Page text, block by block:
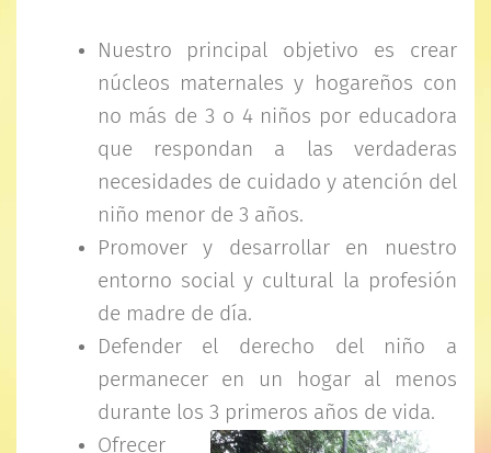
Nuestro principal objetivo es crear
núcleos maternales y hogareños con
no más de 3 o 4 niños por educadora
que respondan a las verdaderas
necesidades de cuidado y atención del
niño menor de 3 años.
Promover y desarrollar en nuestro
entorno social y cultural la profesión
de madre de día.
Defender el derecho del niño a
permanecer en un hogar al menos
durante los 3 primeros años de vida.
Ofrecer